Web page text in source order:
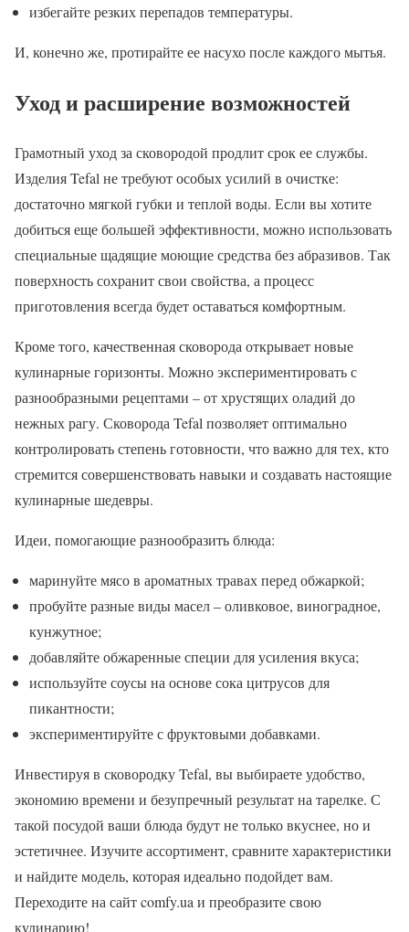
избегайте резких перепадов температуры.
И, конечно же, протирайте ее насухо после каждого мытья.
Уход и расширение возможностей
Грамотный уход за сковородой продлит срок ее службы.
Изделия Tefal не требуют особых усилий в очистке:
достаточно мягкой губки и теплой воды. Если вы хотите
добиться еще большей эффективности, можно использовать
специальные щадящие моющие средства без абразивов. Так
поверхность сохранит свои свойства, а процесс
приготовления всегда будет оставаться комфортным.
Кроме того, качественная сковорода открывает новые
кулинарные горизонты. Можно экспериментировать с
разнообразными рецептами – от хрустящих оладий до
нежных рагу. Сковорода Tefal позволяет оптимально
контролировать степень готовности, что важно для тех, кто
стремится совершенствовать навыки и создавать настоящие
кулинарные шедевры.
Идеи, помогающие разнообразить блюда:
маринуйте мясо в ароматных травах перед обжаркой;
пробуйте разные виды масел – оливковое, виноградное,
кунжутное;
добавляйте обжаренные специи для усиления вкуса;
используйте соусы на основе сока цитрусов для
пикантности;
экспериментируйте с фруктовыми добавками.
Инвестируя в сковородку Tefal, вы выбираете удобство,
экономию времени и безупречный результат на тарелке. С
такой посудой ваши блюда будут не только вкуснее, но и
эстетичнее. Изучите ассортимент, сравните характеристики
и найдите модель, которая идеально подойдет вам.
Переходите на сайт comfy.ua и преобразите свою
кулинарию!